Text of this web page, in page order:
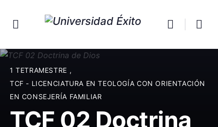
1 TETRAMESTRE ,
TCF - LICENCIATURA EN TEOLOGÍA CON ORIENTACIÓN
EN CONSEJERÍA FAMILIAR
TCF 02 Doctrina